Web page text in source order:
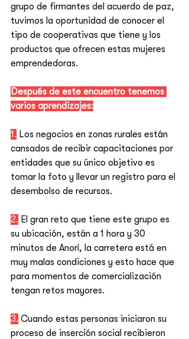
grupo de firmantes del acuerdo de paz,
tuvimos la oportunidad de conocer el
tipo de cooperativas que tiene y los
productos que ofrecen estas mujeres
emprendedoras.
Después de este encuentro tenemos
varios aprendizajes:
1. Los negocios en zonas rurales están
cansados de recibir capacitaciones por
entidades que su único objetivo es
tomar la foto y llevar un registro para el
desembolso de recursos.
2. El gran reto que tiene este grupo es
su ubicación, están a 1 hora y 30
minutos de Anorí, la carretera está en
muy malas condiciones y esto hace que
para momentos de comercialización
tengan retos mayores.
3. Cuando estas personas iniciaron su
proceso de inserción social recibieron